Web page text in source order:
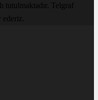
tutulmaktadır. Telgraf